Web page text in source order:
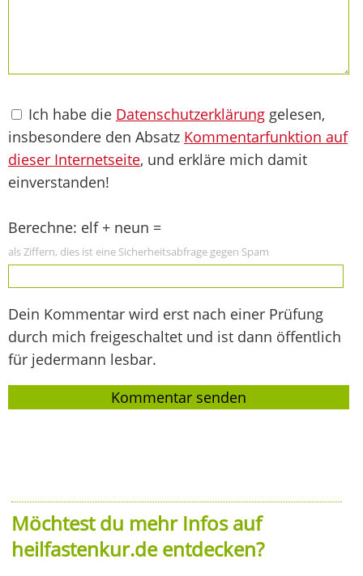
Ich habe die Datenschutzerklärung gelesen,
insbesondere den Absatz Kommentarfunktion auf
dieser Internetseite, und erkläre mich damit
einverstanden!
Berechne: elf + neun =
als Ziffern, dies ist eine Sicherheitsabfrage gegen Spam
Dein Kommentar wird erst nach einer Prüfung
durch mich freigeschaltet und ist dann öffentlich
für jedermann lesbar.
Möchtest du mehr Infos auf
heilfastenkur.de entdecken?